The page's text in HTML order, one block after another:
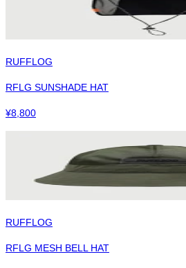
RUFFLOG
RFLG SUNSHADE HAT
¥8,800
RUFFLOG
RFLG MESH BELL HAT